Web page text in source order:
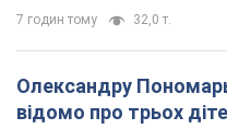
7 годин тому 32,0 т.
Олександру
відомо про трьох